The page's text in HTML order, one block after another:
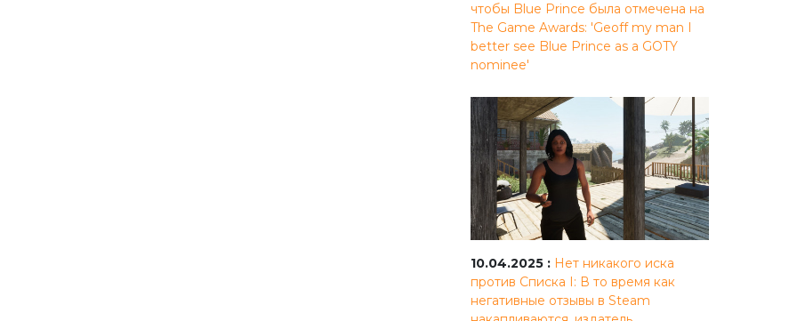
чтобы Blue Prince была отмечена на
The Game Awards: 'Geoff my man I
better see Blue Prince as a GOTY
nominee'
10.04.2025 : Нет никакого иска
против Списка I: В то время как
негативные отзывы в Steam